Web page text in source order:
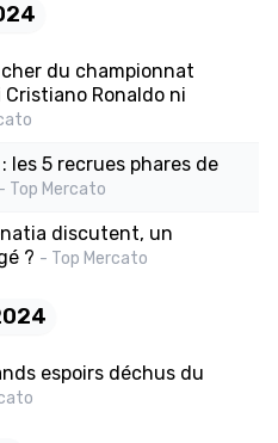
du championnat
Cristiano Ronaldo ni
les 5 recrues phares de
- Top Mercato
discutent, un
? - Top Mercato
espoirs déchus du